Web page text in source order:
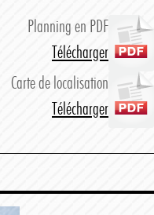
Planning en PDF
Télécharger
Carte de localisation
Télécharger